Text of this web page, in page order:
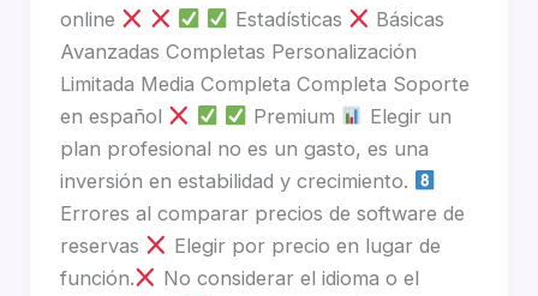
online
Estadísticas
Básicas
Avanzadas Completas Personalización
Limitada Media Completa Completa Soporte
en español
Premium
Elegir un
plan profesional no es un gasto, es una
inversión en estabilidad y crecimiento.
Errores al comparar precios de software de
reservas
Elegir por precio en lugar de
función.
No considerar el idioma o el